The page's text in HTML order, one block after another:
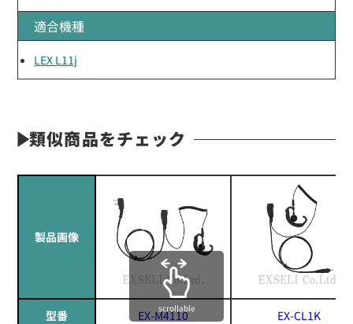
適合機種
LEX L11j
類似商品をチェック
製品画像
型番 EX-M4110 EX-CL1K
scrollable